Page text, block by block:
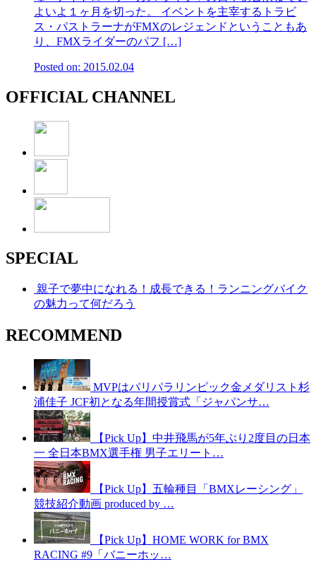
よいよ１ヶ月を切った。 イベントを主宰するトラビ
ス・パストラーナがFMXのレジェンドということもあ
り、FMXライダーのパフ […]
Posted on: 2015.02.04
OFFICIAL CHANNEL
SPECIAL
親子で夢中になれる！成長できる！ランニングバイク
の魅力って何だろう
RECOMMEND
MVPはパリパラリンピック金メダリスト杉
浦佳子 JCF初となる年間授賞式「ジャパンサ…
【Pick Up】中井飛馬が5年ぶり2度目の日本
一 全日本BMX選手権 男子エリート…
【Pick Up】五輪種目「BMXレーシング」
競技紹介動画 produced by …
【Pick Up】HOME WORK for BMX
RACING #9「バニーホッ…